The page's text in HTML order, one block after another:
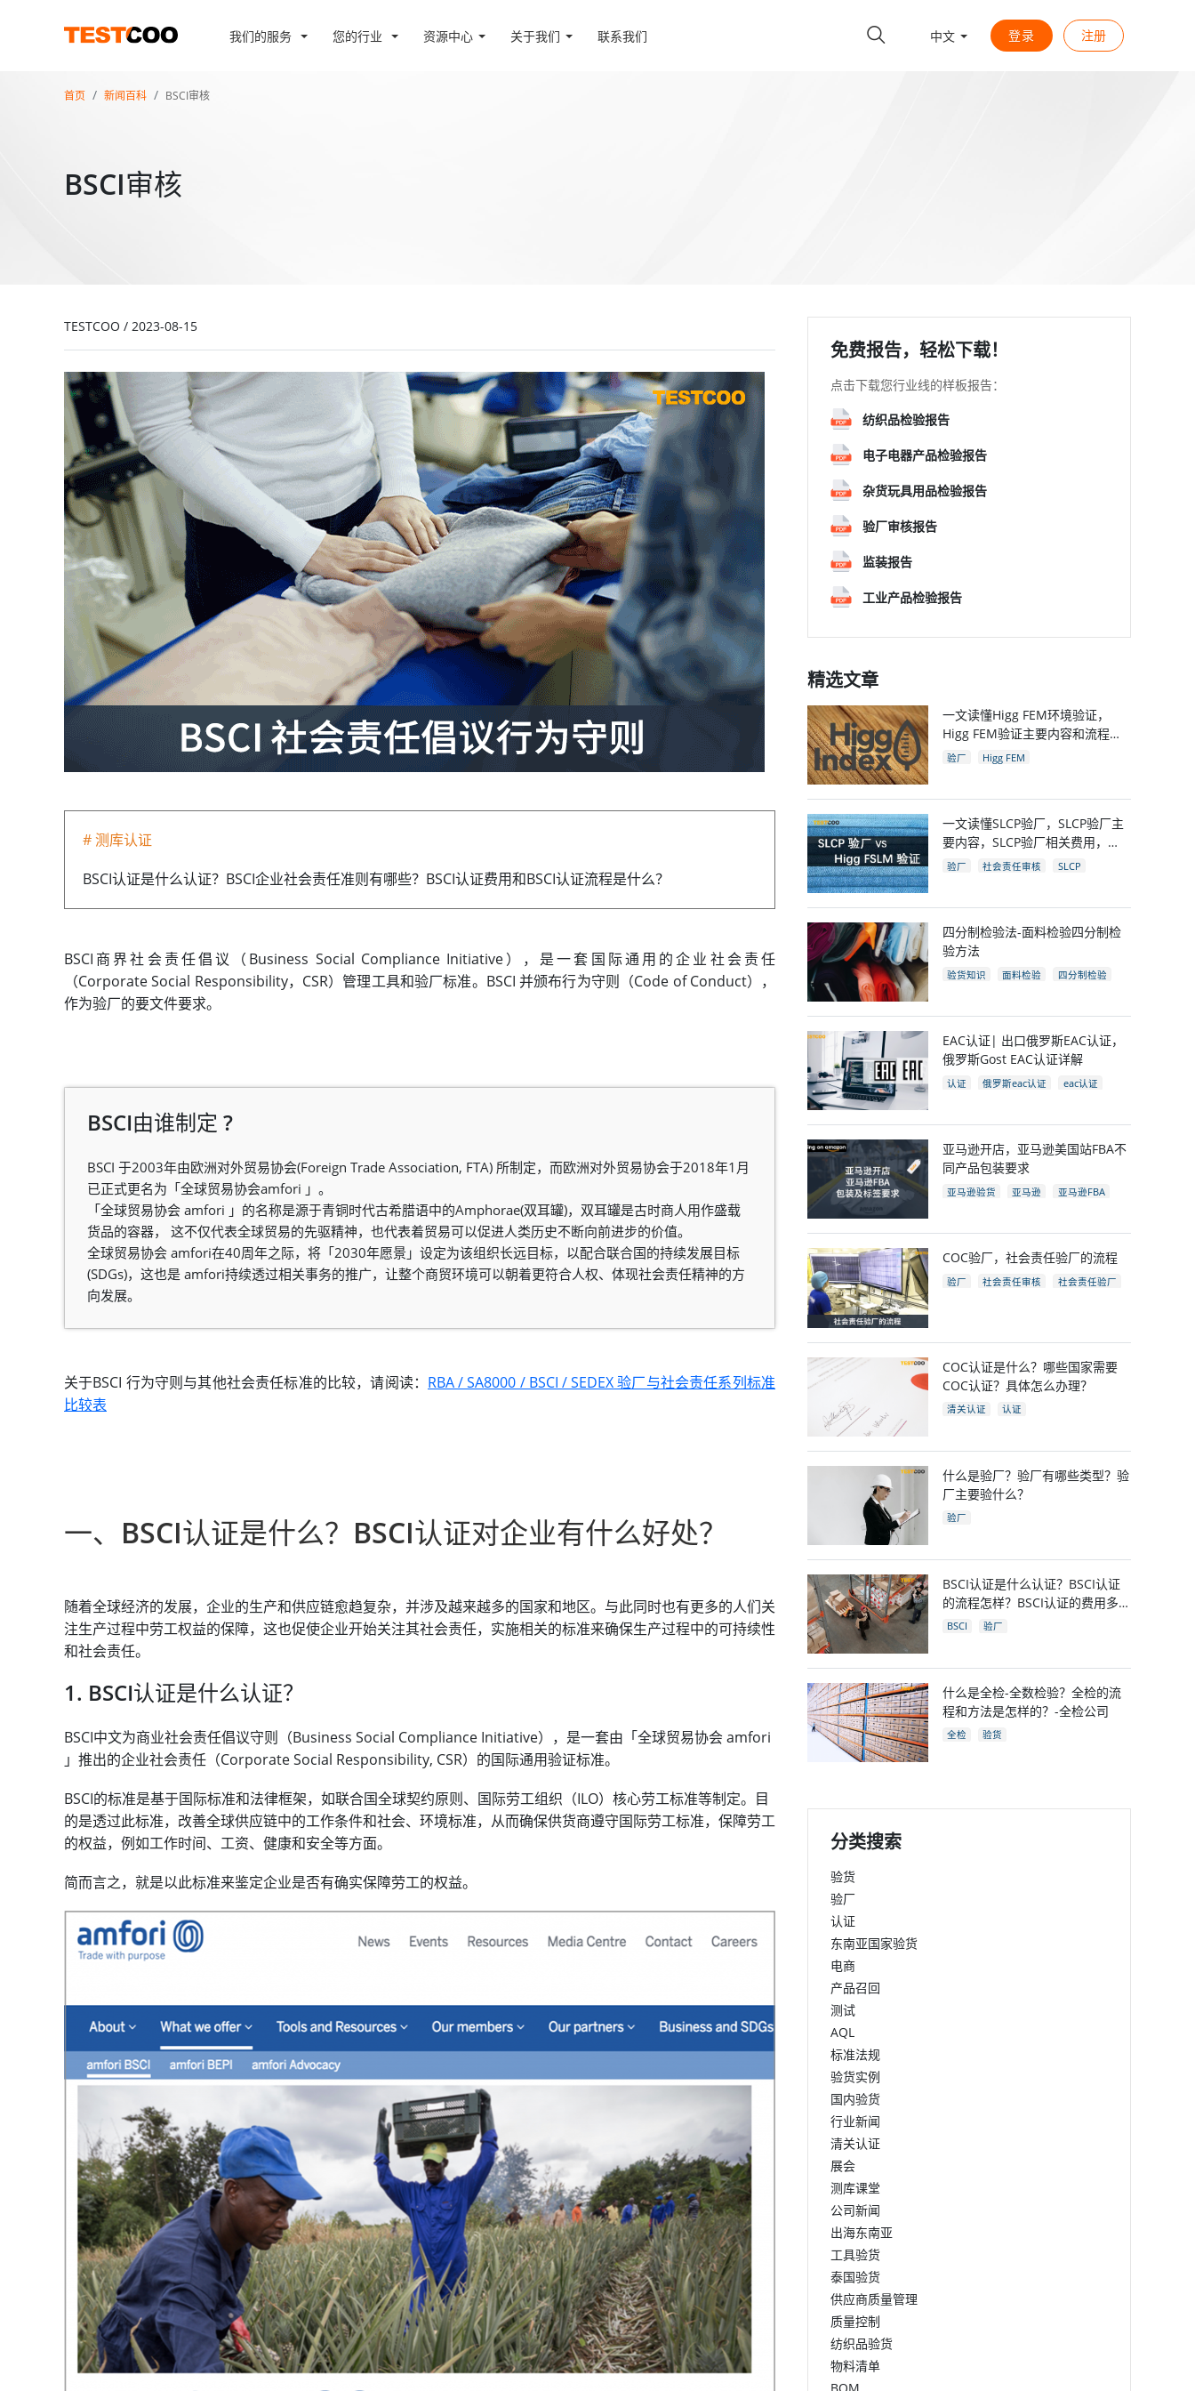
我们的服务 您的行业 资源中心 关于我们 联系我们 中文 登录 注册
首页 新闻百科 BSCI审核
BSCI审核
TESTCOO / 2023-08-15
# 测库认证
BSCI认证是什么认证？BSCI企业社会责任准则有哪些？BSCI认证费用和BSCI认证流程是什么？
BSCI商界社会责任倡议（Business Social Compliance Initiative），是一套国际通用的企业社会责任
（Corporate Social Responsibility，CSR）管理工具和验厂标准。BSCI 并颁布行为守则（Code of Conduct），
作为验厂的要文件要求。
BSCI由谁制定 ?
BSCI 于2003年由欧洲对外贸易协会(Foreign Trade Association, FTA) 所制定，而欧洲对外贸易协会于2018年1月
已正式更名为「全球贸易协会amfori 」。
「全球贸易协会 amfori 」的名称是源于青铜时代古希腊语中的Amphorae(双耳罐)，双耳罐是古时商人用作盛载
货品的容器， 这不仅代表全球贸易的先驱精神，也代表着贸易可以促进人类历史不断向前进步的价值。
全球贸易协会 amfori在40周年之际，将「2030年愿景」设定为该组织长远目标，以配合联合国的持续发展目标
(SDGs)，这也是 amfori持续透过相关事务的推广，让整个商贸环境可以朝着更符合人权、体现社会责任精神的方
向发展。
关于BSCI 行为守则与其他社会责任标准的比较，请阅读： RBA / SA8000 / BSCI / SEDEX 验厂与社会责任系列标准
比较表
一、BSCI认证是什么？BSCI认证对企业有什么好处？
随着全球经济的发展，企业的生产和供应链愈趋复杂，并涉及越来越多的国家和地区。与此同时也有更多的人们关
注生产过程中劳工权益的保障，这也促使企业开始关注其社会责任，实施相关的标准来确保生产过程中的可持续性
和社会责任。
1. BSCI认证是什么认证？
BSCI中文为商业社会责任倡议守则（Business Social Compliance Initiative），是一套由「全球贸易协会 amfori
」推出的企业社会责任（Corporate Social Responsibility, CSR）的国际通用验证标准。
BSCI的标准是基于国际标准和法律框架，如联合国全球契约原则、国际劳工组织（ILO）核心劳工标准等制定。目
的是透过此标准，改善全球供应链中的工作条件和社会、环境标准，从而确保供货商遵守国际劳工标准，保障劳工
的权益，例如工作时间、工资、健康和安全等方面。
简而言之，就是以此标准来鉴定企业是否有确实保障劳工的权益。
免费报告，轻松下载！
点击下载您行业线的样板报告：
纺织品检验报告
电子电器产品检验报告
杂货玩具用品检验报告
验厂审核报告
监装报告
工业产品检验报告
精选文章
一文读懂Higg FEM环境验证，
Higg FEM验证主要内容和流程，
和Higg验厂关系
验厂 Higg FEM
一文读懂SLCP验厂，SLCP验厂主
要内容，SLCP验厂相关费用，
SLCP企业自评及审核流程
验厂 社会责任审核 SLCP
四分制检验法-面料检验四分制检
验方法
验货知识 面料检验 四分制检验
EAC认证| 出口俄罗斯EAC认证，
俄罗斯Gost EAC认证详解
认证 俄罗斯eac认证
eac认证
亚马逊开店，亚马逊美国站FBA不
同产品包装要求
亚马逊验货 亚马逊
亚马逊FBA
电商
跨境电商
COC验厂，社会责任验厂的流程
验厂 社会责任审核
社会责任验厂
COC认证是什么？哪些国家需要
COC认证？具体怎么办理？
清关认证 认证
什么是验厂？验厂有哪些类型？验
厂主要验什么？
验厂
BSCI认证是什么认证？BSCI认证
的流程怎样？BSCI认证的费用多
少？
BSCI 验厂
什么是全检-全数检验？全检的流
程和方法是怎样的？-全检公司
全检 验货
分类搜索
验货
验厂
认证
东南亚国家验货
电商
产品召回
测试
AQL
标准法规
验货实例
国内验货
行业新闻
清关认证
展会
测库课堂
公司新闻
出海东南亚
工具验货
泰国验货
供应商质量管理
质量控制
纺织品验货
物料清单